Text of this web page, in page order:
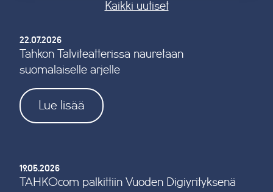
Kaikki uutiset
22.07.2026
Tahkon Talviteatterissa nauretaan
suomalaiselle arjelle
Lue lisää
19.05.2026
TAHKOcom palkittiin Vuoden Digiyrityksenä